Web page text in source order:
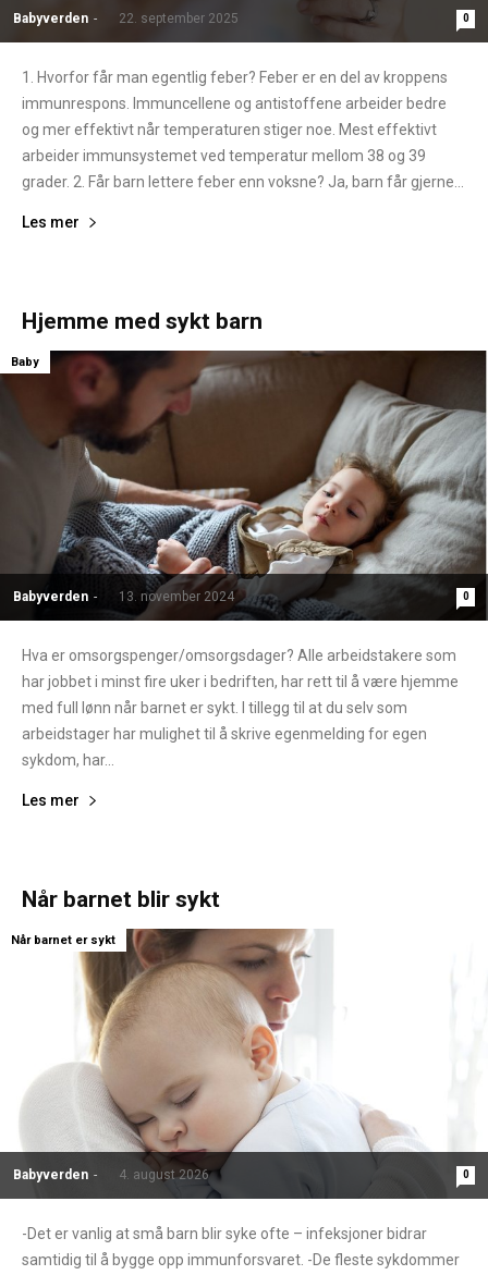
Babyverden - 22. september 2025 0
1. Hvorfor får man egentlig feber? Feber er en del av kroppens
immunrespons. Immuncellene og antistoffene arbeider bedre
og mer effektivt når temperaturen stiger noe. Mest effektivt
arbeider immunsystemet ved temperatur mellom 38 og 39
grader. 2. Får barn lettere feber enn voksne? Ja, barn får gjerne...
Les mer
Hjemme med sykt barn
Babyverden - 13. november 2024 0
Baby
Hva er omsorgspenger/omsorgsdager? Alle arbeidstakere som
har jobbet i minst fire uker i bedriften, har rett til å være hjemme
med full lønn når barnet er sykt. I tillegg til at du selv som
arbeidstager har mulighet til å skrive egenmelding for egen
sykdom, har...
Les mer
Når barnet blir sykt
Babyverden - 4. august 2026 0
Når barnet er sykt
-Det er vanlig at små barn blir syke ofte – infeksjoner bidrar
samtidig til å bygge opp immunforsvaret. -De fleste sykdommer